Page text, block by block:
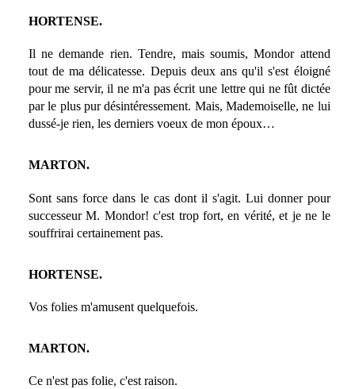
HORTENSE.
Il ne demande rien. Tendre, mais soumis, Mondor attend
tout de ma délicatesse. Depuis deux ans qu'il s'est éloigné
pour me servir, il ne m'a pas écrit une lettre qui ne fût dictée
par le plus pur désintéressement. Mais, Mademoiselle, ne lui
dussé-je rien, les derniers voeux de mon époux…
MARTON.
Sont sans force dans le cas dont il s'agit. Lui donner pour
successeur M. Mondor! c'est trop fort, en vérité, et je ne le
souffrirai certainement pas.
HORTENSE.
Vos folies m'amusent quelquefois.
MARTON.
Ce n'est pas folie, c'est raison.